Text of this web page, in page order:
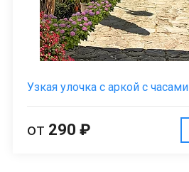
Узкая улочка с аркой с часами
от 290 ₽